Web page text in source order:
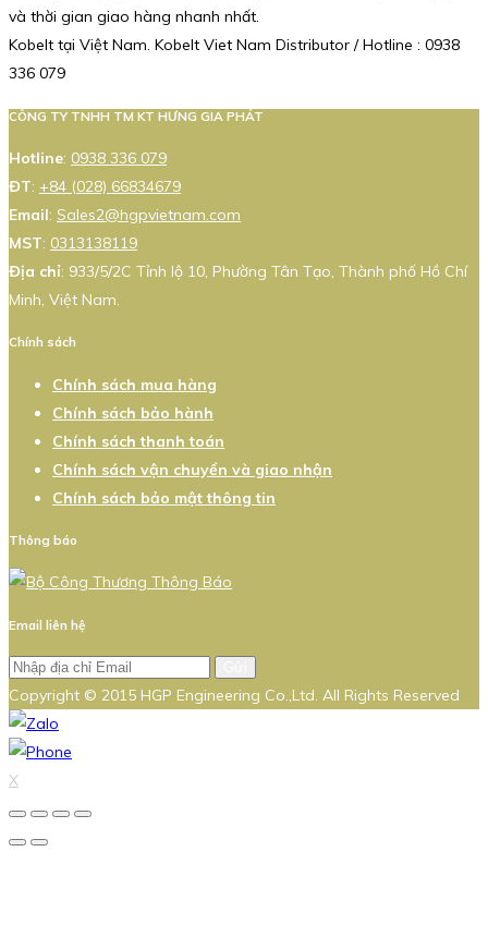
và thời gian giao hàng nhanh nhất.
Kobelt tại Việt Nam. Kobelt Viet Nam Distributor / Hotline : 0938
336 079
CÔNG TY TNHH TM KT HƯNG GIA PHÁT
Hotline: 0938 336 079
ĐT: +84 (028) 66834679
Email: Sales2@hgpvietnam.com
MST: 0313138119
Địa chỉ: 933/5/2C Tỉnh lộ 10, Phường Tân Tạo, Thành phố Hồ Chí
Minh, Việt Nam.
Chính sách
Chính sách mua hàng
Chính sách bảo hành
Chính sách thanh toán
Chính sách vận chuyển và giao nhận
Chính sách bảo mật thông tin
Thông báo
Email liên hệ
Copyright © 2015 HGP Engineering Co.,Ltd. All Rights Reserved
X